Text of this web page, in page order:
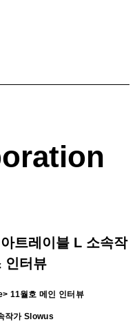
트레이블 L 소속작
인터뷰
11월호 메인 인터뷰
작가 Slowus